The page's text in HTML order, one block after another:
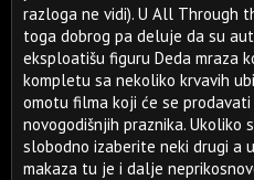
razloga ne vidi). U All Through
toga dobrog pa deluje da su
eksploatišu figuru Deda mraza
kompletu sa nekoliko krvavih
omotu filma koji će se
novogodišnjih praznika.
slobodno izaberite neki drugi a
makaza tu je i dalje